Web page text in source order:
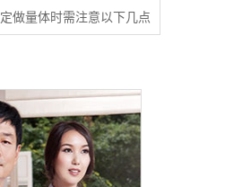
做量体时需注意以下几点